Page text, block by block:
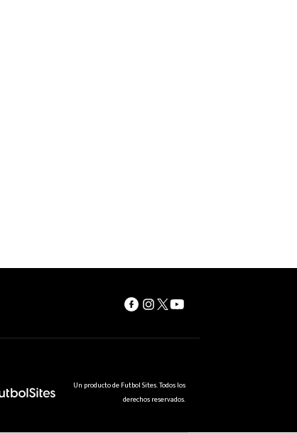
Un producto de Futbol Sites. Todos los
derechos reservados.